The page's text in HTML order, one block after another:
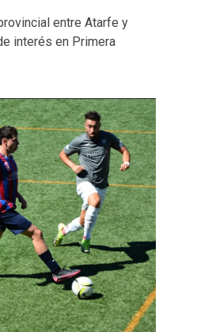
entre Atarfe y
interés en Primera